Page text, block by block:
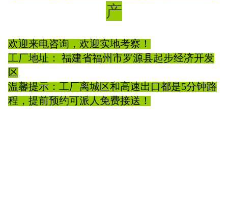
产
欢迎来电咨询，欢迎实地考察！
工厂地址： 福建省福州市罗源县起步经济开发
区
温馨提示：工厂离城区和高速出口都是5分钟路
程，提前预约可派人免费接送！